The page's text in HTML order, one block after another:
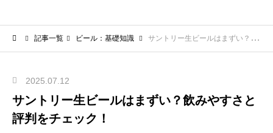
記事一覧 ビール：基礎知識 サントリー生ビールはまずい？飲みやすさと評判をチェック！
2025.07.12
サントリー生ビールはまずい？飲みやすさと
評判をチェック！